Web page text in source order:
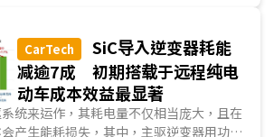
及成本降低。以Wolfspeed及安森美(ON
出的系统成本结构为例，SiC充电装置成
品。
半导体市场，SiC适合导入600V(含)以上
车、铁道交通、服務器及數據中心、工业设
CarTech
SiC导入逆变器耗能
减逾7成 初期搭载于远程纯电
动车成本效益最显著
统来运作，其耗电量不仅相当庞大，且在
产生能耗损失，其中，主驱逆变器用功率